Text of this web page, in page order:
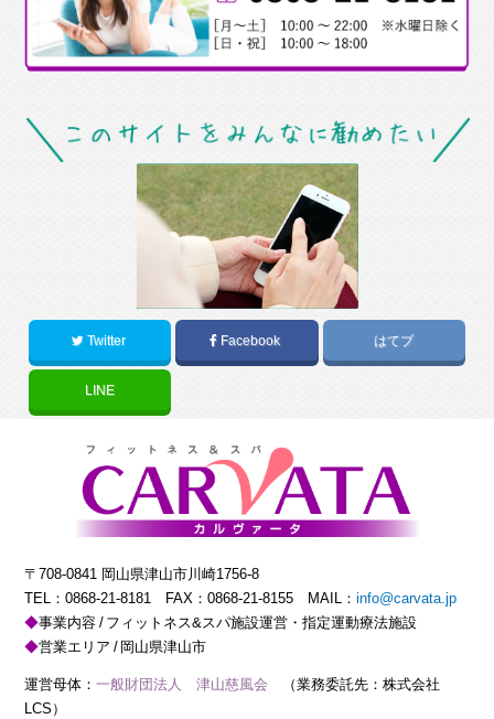
Twitter Facebook はてブ
LINE
〒708-0841 岡山県津山市川崎1756-8
TEL：0868-21-8181 FAX：0868-21-8155 MAIL：info@carvata.jp
事業内容
フィットネス&スパ施設運営・指定運動療法施設
営業エリア
岡山県津山市
運営母体：一般財団法人 津山慈風会
（業務委託先：株式会社
LCS）